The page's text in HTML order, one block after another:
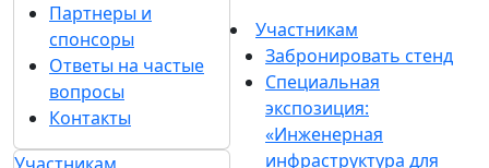
Партнеры и
спонсоры
Ответы на частые
вопросы
Контакты
Участникам
Забронировать стенд
Специальная
экспозиция:
«Инженерная
инфраструктура для